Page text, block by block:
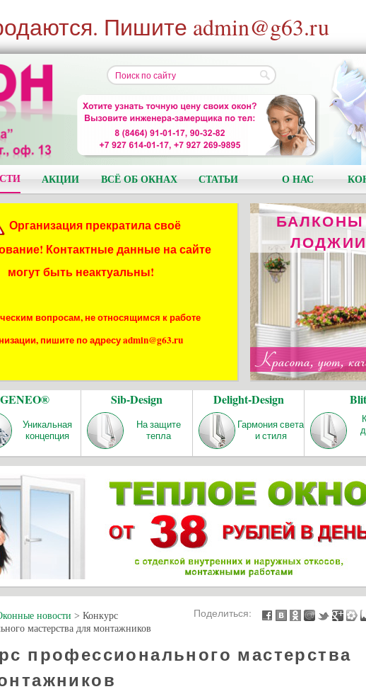
Пишите admin@g63.ru
АКЦИИ ВСЁ ОБ ОКНАХ СТАТЬИ О НАС
Организация прекратила своё
Контактные данные на сайте
могут быть неактуальны!
вопросам, не относящимся к работе
пишите по адресу admin@g63.ru
ОТОПЛЕНИЕ
REHAU
Качество и
ЛОДЖИИ
GENEO®
Уникальная
концепция
Sib-Design
На защите
тепла
Delight-Design
Гармония света
и стиля
Поделиться:
новости > Конкурс
мастерства для монтажников
профессионального мастерства